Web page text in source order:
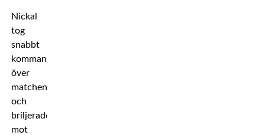
Nickal
tog
snabbt
kommandot
över
matchen
och
briljerade
mot